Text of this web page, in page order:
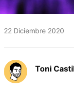
22 Diciembre 2020
Toni